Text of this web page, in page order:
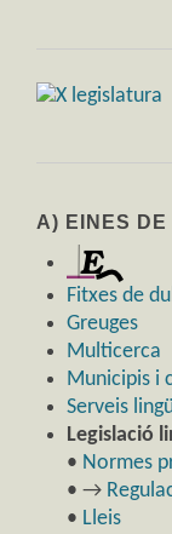
A) EINES
Fitxes de
Greuges
Multicerca
Municipis i
Serveis
Legislació
• Normes
• →
• Lleis